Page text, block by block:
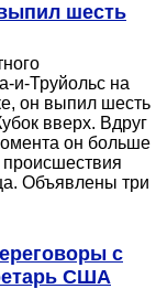
шесть
и-Труйольс на
он выпил шесть
вверх. Вдруг
он больше
Объявлены три
с
США